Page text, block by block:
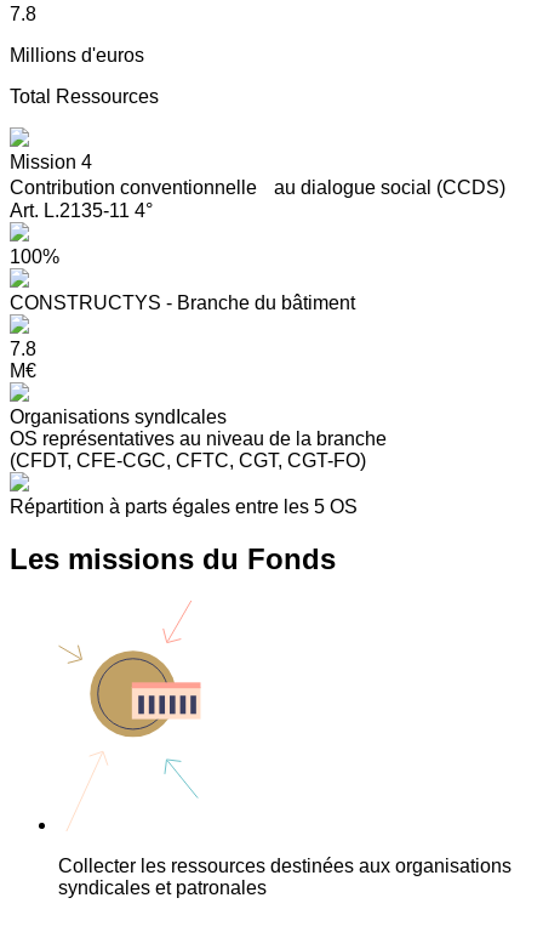
7.8
Millions d'euros
Total Ressources
Mission 4
Contribution conventionnelle au dialogue social (CCDS)
Art. L.2135-11 4°
100%
CONSTRUCTYS - Branche du bâtiment
7.8
M€
Organisations syndIcales
OS représentatives au niveau de la branche
(CFDT, CFE-CGC, CFTC, CGT, CGT-FO)
Répartition à parts égales entre les 5 OS
Les missions du Fonds
Collecter les ressources destinées aux organisations
syndicales et patronales